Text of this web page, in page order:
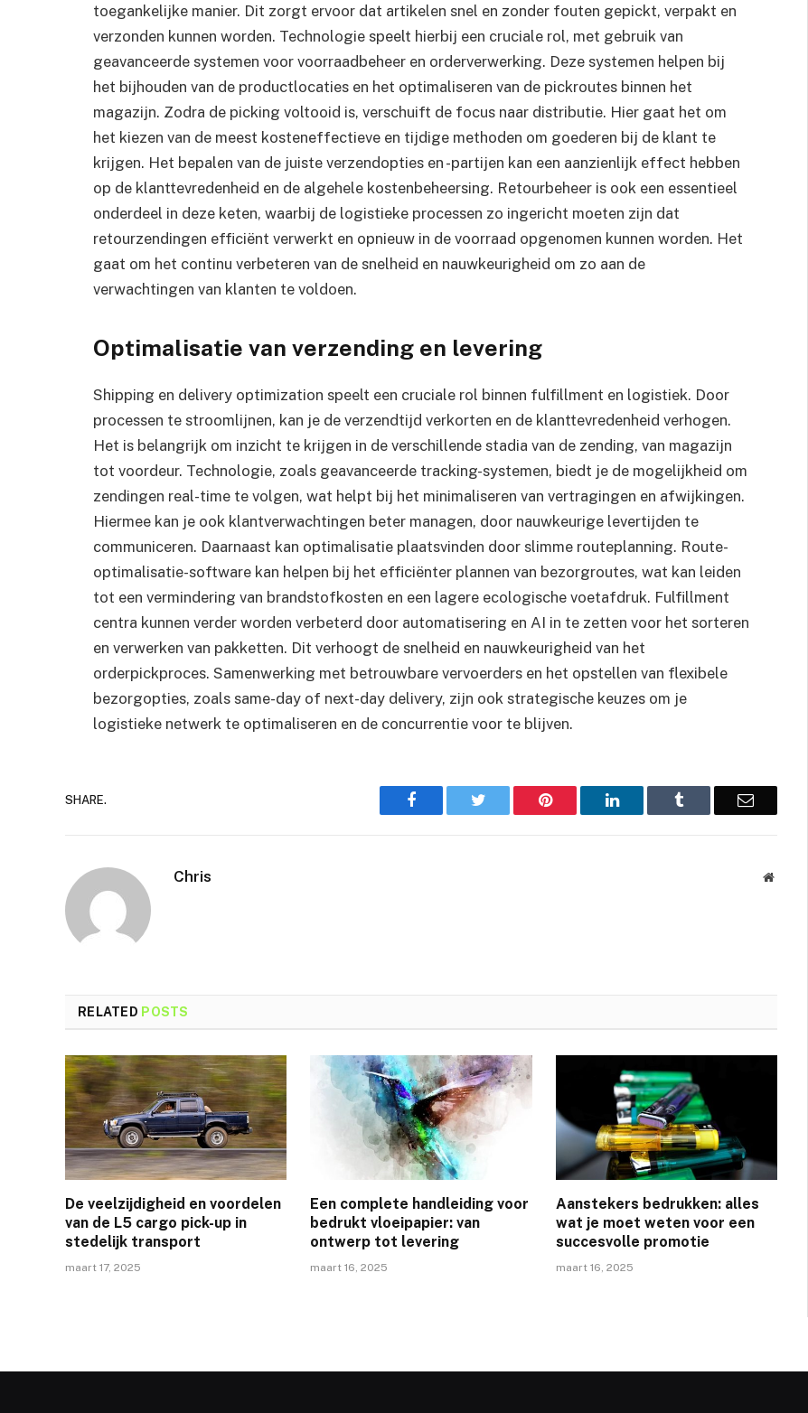
toegankelijke manier. Dit zorgt ervoor dat artikelen snel en zonder fouten gepickt, verpakt en
verzonden kunnen worden. Technologie speelt hierbij een cruciale rol, met gebruik van
geavanceerde systemen voor voorraadbeheer en orderverwerking. Deze systemen helpen bij
het bijhouden van de productlocaties en het optimaliseren van de pickroutes binnen het
magazijn. Zodra de picking voltooid is, verschuift de focus naar distributie. Hier gaat het om
het kiezen van de meest kosteneffectieve en tijdige methoden om goederen bij de klant te
krijgen. Het bepalen van de juiste verzendopties en -partijen kan een aanzienlijk effect hebben
op de klanttevredenheid en de algehele kostenbeheersing. Retourbeheer is ook een essentieel
onderdeel in deze keten, waarbij de logistieke processen zo ingericht moeten zijn dat
retourzendingen efficiënt verwerkt en opnieuw in de voorraad opgenomen kunnen worden. Het
gaat om het continu verbeteren van de snelheid en nauwkeurigheid om zo aan de
verwachtingen van klanten te voldoen.
Optimalisatie van verzending en levering
Shipping en delivery optimization speelt een cruciale rol binnen fulfillment en logistiek. Door
processen te stroomlijnen, kan je de verzendtijd verkorten en de klanttevredenheid verhogen.
Het is belangrijk om inzicht te krijgen in de verschillende stadia van de zending, van magazijn
tot voordeur. Technologie, zoals geavanceerde tracking-systemen, biedt je de mogelijkheid om
zendingen real-time te volgen, wat helpt bij het minimaliseren van vertragingen en afwijkingen.
Hiermee kan je ook klantverwachtingen beter managen, door nauwkeurige levertijden te
communiceren. Daarnaast kan optimalisatie plaatsvinden door slimme routeplanning. Route-
optimalisatie-software kan helpen bij het efficiënter plannen van bezorgroutes, wat kan leiden
tot een vermindering van brandstofkosten en een lagere ecologische voetafdruk. Fulfillment
centra kunnen verder worden verbeterd door automatisering en AI in te zetten voor het sorteren
en verwerken van pakketten. Dit verhoogt de snelheid en nauwkeurigheid van het
orderpickproces. Samenwerking met betrouwbare vervoerders en het opstellen van flexibele
bezorgopties, zoals same-day of next-day delivery, zijn ook strategische keuzes om je
logistieke netwerk te optimaliseren en de concurrentie voor te blijven.
SHARE. Facebook Twitter Pinterest LinkedIn Tumblr Email
Chris Website
RELATED POSTS
De veelzijdigheid en voordelen
van de L5 cargo pick-up in
stedelijk transport
maart 17, 2025
Een complete handleiding voor
bedrukt vloeipapier: van
ontwerp tot levering
maart 16, 2025
Aanstekers bedrukken: alles
wat je moet weten voor een
succesvolle promotie
maart 16, 2025